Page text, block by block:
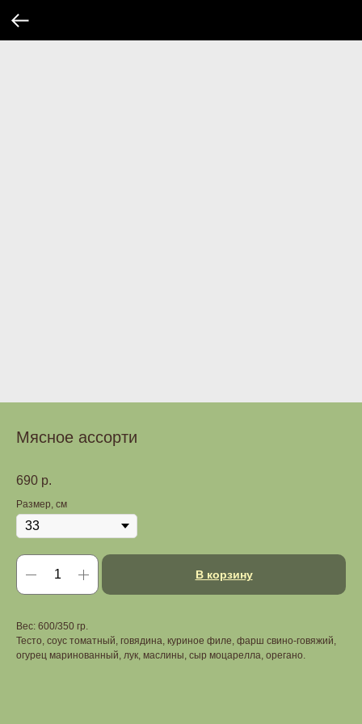
Мясное ассорти
690 р.
Размер, см
В корзину
Вес: 600/350 гр.
Тесто, соус томатный, говядина, куриное филе, фарш свино-говяжий,
огурец маринованный, лук, маслины, сыр моцарелла, орегано.